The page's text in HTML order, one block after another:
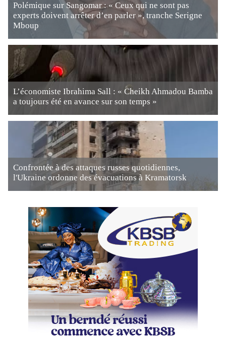
Polémique sur Sangomar : « Ceux qui ne sont pas
experts doivent arrêter d’en parler », tranche Serigne
Mboup
L’économiste Ibrahima Sall : « Cheikh Ahmadou Bamba
a toujours été en avance sur son temps »
Confrontée à des attaques russes quotidiennes,
l'Ukraine ordonne des évacuations à Kramatorsk